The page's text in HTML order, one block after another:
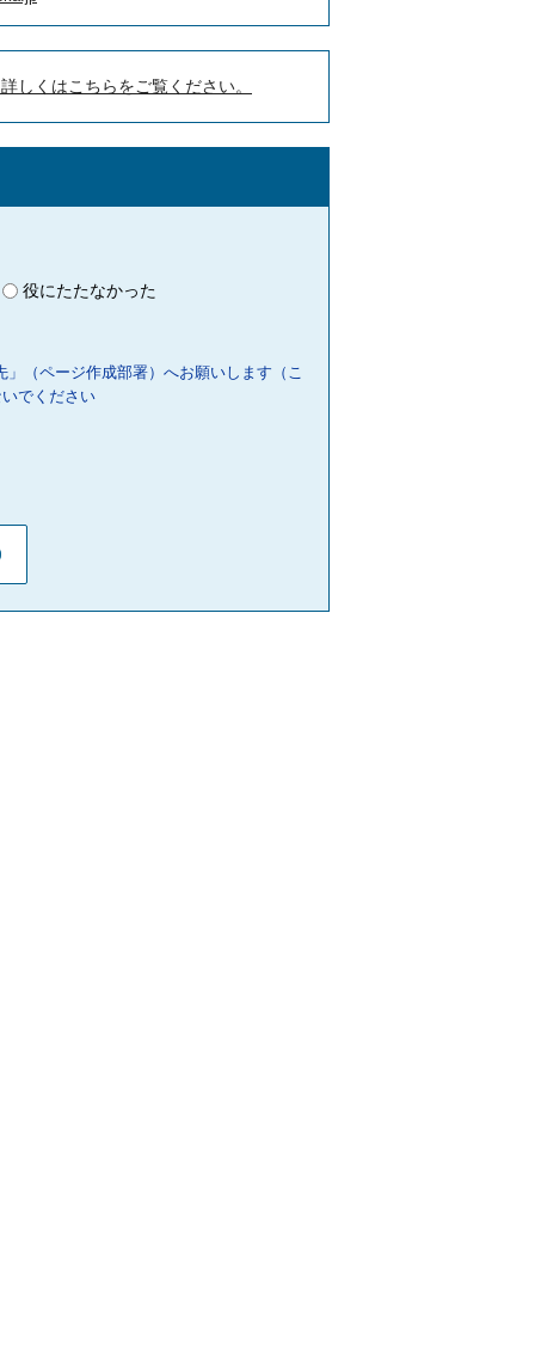
しくはこちらをご覧ください。
役にたたなかった
（ページ作成部署）へお願いします（こ
でください